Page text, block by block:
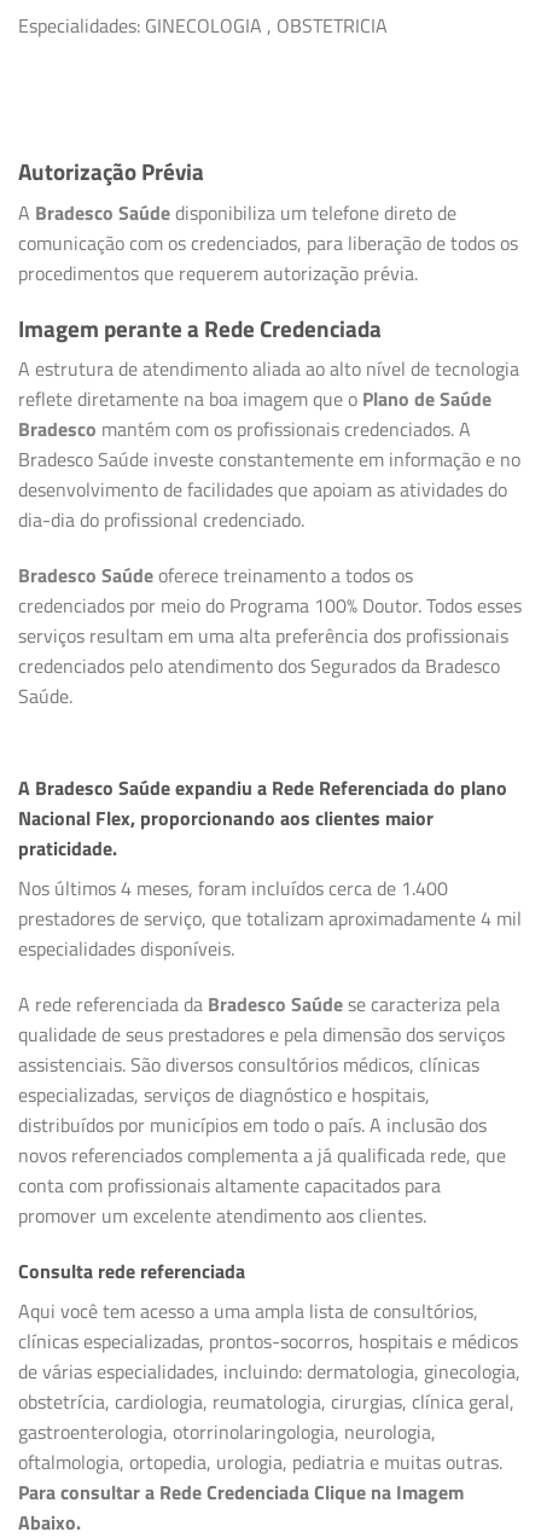
Especialidades: GINECOLOGIA , OBSTETRICIA
Autorização Prévia
A Bradesco Saúdedisponibiliza um telefone direto de
comunicação com os credenciados, para liberação de todos os
procedimentos que requerem autorização prévia.
Imagem perante a Rede Credenciada
A estrutura de atendimento aliada ao alto nível de tecnologia
reflete diretamente na boa imagem que o Plano de Saúde
Bradesco mantém com os profissionais credenciados. A
Bradesco Saúde investe constantemente em informação e no
desenvolvimento de facilidades que apoiam as atividades do
dia-dia do profissional credenciado.
Bradesco Saúdeoferece treinamento a todos os
credenciados por meio do Programa 100% Doutor. Todos esses
serviços resultam em uma alta preferência dos profissionais
credenciados pelo atendimento dos Segurados da Bradesco
Saúde.
A Bradesco Saúde expandiu a Rede Referenciada do plano
Nacional Flex, proporcionando aos clientes maior
praticidade.
Nos últimos 4 meses, foram incluídos cerca de 1.400
prestadores de serviço, que totalizam aproximadamente 4 mil
especialidades disponíveis.
A rede referenciada da Bradesco Saúdese caracteriza pela
qualidade de seus prestadores e pela dimensão dos serviços
assistenciais. São diversos consultórios médicos, clínicas
especializadas, serviços de diagnóstico e hospitais,
distribuídos por municípios em todo o país. A inclusão dos
novos referenciados complementa a já qualificada rede, que
conta com profissionais altamente capacitados para
promover um excelente atendimento aos clientes.
Consulta rede referenciada
Aqui você tem acesso a uma ampla lista de consultórios,
clínicas especializadas, prontos-socorros, hospitais e médicos
de várias especialidades, incluindo: dermatologia, ginecologia,
obstetrícia, cardiologia, reumatologia, cirurgias, clínica geral,
gastroenterologia, otorrinolaringologia, neurologia,
oftalmologia, ortopedia, urologia, pediatria e muitas outras.
Para consultar a Rede Credenciada Clique na Imagem
Abaixo.